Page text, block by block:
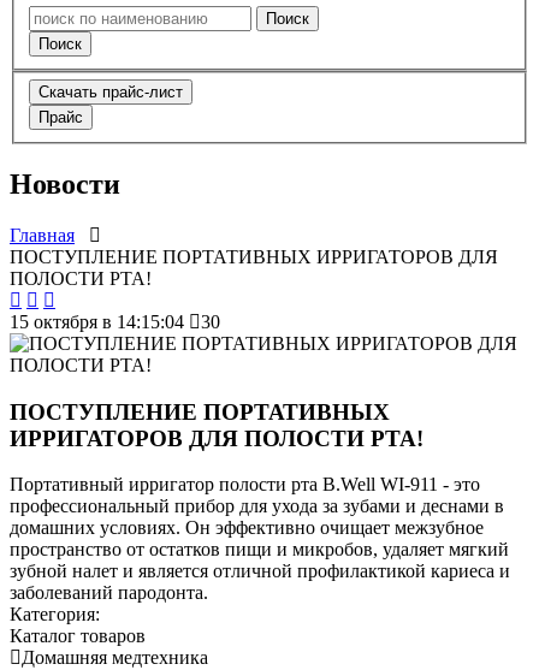
Поиск
Поиск
Скачать прайс-лист
Прайс
Новости
Главная
ПОСТУПЛЕНИЕ ПОРТАТИВНЫХ ИРРИГАТОРОВ ДЛЯ
ПОЛОСТИ РТА!
15 октября в 14:15:04 30
ПОСТУПЛЕНИЕ ПОРТАТИВНЫХ
ИРРИГАТОРОВ ДЛЯ ПОЛОСТИ РТА!
Портативный ирригатор полости рта B.Well WI-911 - это
профессиональный прибор для ухода за зубами и деснами в
домашних условиях. Он эффективно очищает межзубное
пространство от остатков пищи и микробов, удаляет мягкий
зубной налет и является отличной профилактикой кариеса и
заболеваний пародонта.
Категория:
Каталог товаров
Домашняя медтехника